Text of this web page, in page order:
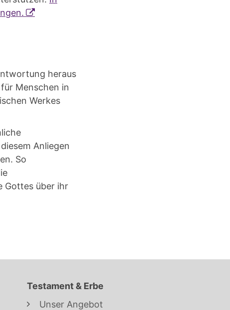
heraus
Menschen in
Werkes
Anliegen
So
Gottes über ihr
Testament & Erbe
Unser Angebot